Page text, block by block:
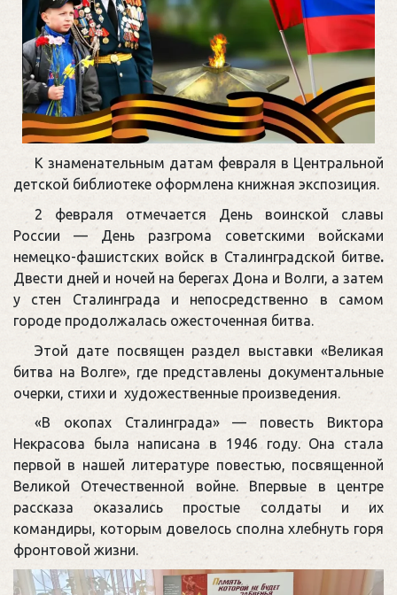
К знаменательным датам февраля в Центральной
детской библиотеке оформлена книжная экспозиция.
2 февраля отмечается День воинской славы
России — День разгрома советскими войсками
немецко-фашистских войск в Сталинградской битве.
Двести дней и ночей на берегах Дона и Волги, а затем
у стен Сталинграда и непосредственно в самом
городе продолжалась ожесточенная битва.
Этой дате посвящен раздел выставки «Великая
битва на Волге», где представлены документальные
очерки, стихи и художественные произведения.
«В окопах Сталинграда» — повесть Виктора
Некрасова была написана в 1946 году. Она стала
первой в нашей литературе повестью, посвященной
Великой Отечественной войне. Впервые в центре
рассказа оказались простые солдаты и их
командиры, которым довелось сполна хлебнуть горя
фронтовой жизни.